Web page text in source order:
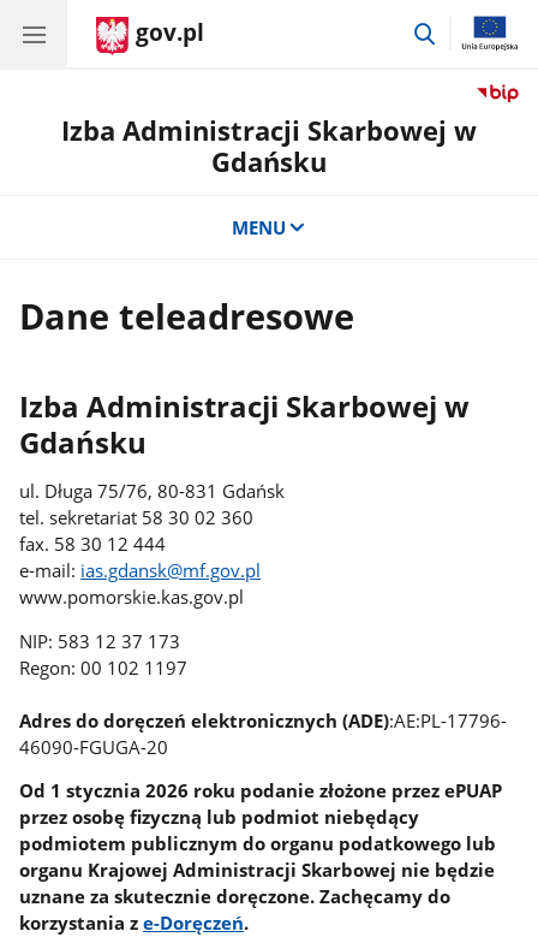
gov.pl
przejdź
Izba Administracji Skarbowej w
Gdańsku
MENU
Dane teleadresowe
Izba Administracji Skarbowej w
Gdańsku
ul. Długa 75/76, 80-831 Gdańsk
tel. sekretariat 58 30 02 360
fax. 58 30 12 444
e-mail: ias.gdansk@mf.gov.pl
www.pomorskie.kas.gov.pl
NIP: 583 12 37 173
Regon: 00 102 1197
Adres do doręczeń elektronicznych (ADE):AE:PL-17796-
46090-FGUGA-20
Od 1 stycznia 2026 roku podanie złożone przez ePUAP
przez osobę fizyczną lub podmiot niebędący
podmiotem publicznym do organu podatkowego lub
organu Krajowej Administracji Skarbowej nie będzie
uznane za skutecznie doręczone. Zachęcamy do
korzystania ze-Doręczeń.